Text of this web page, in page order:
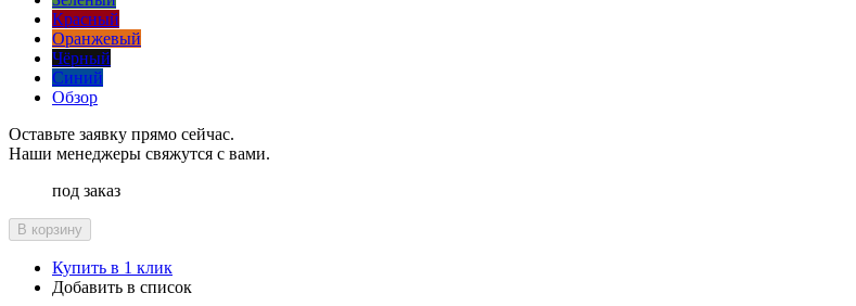
Красный
Оранжевый
Чёрный
Синий
Обзор
Оставьте заявку прямо сейчас.
Наши менеджеры свяжутся с вами.
под заказ
В корзину
Купить в 1 клик
Добавить в список